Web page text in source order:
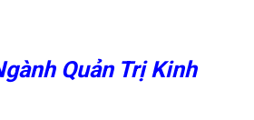
Quản Trị Kinh